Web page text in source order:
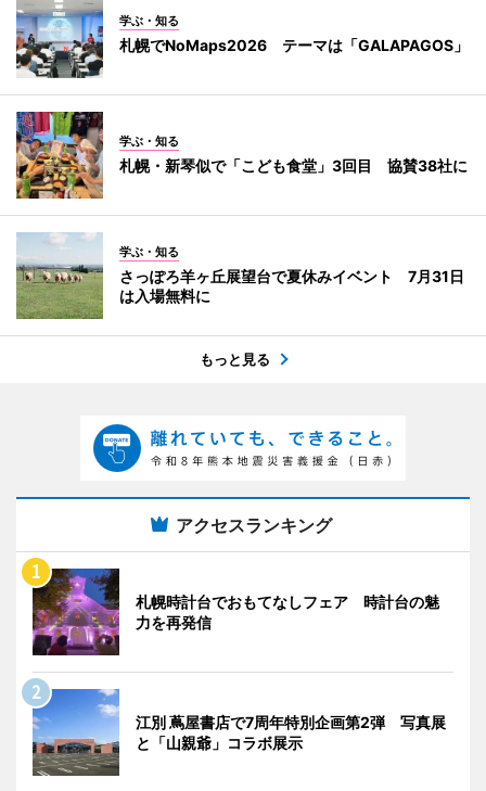
学ぶ・知る
札幌でNoMaps2026 テーマは「GALAPAGOS」
学ぶ・知る
札幌・新琴似で「こども食堂」3回目 協賛38社に
学ぶ・知る
さっぽろ羊ヶ丘展望台で夏休みイベント 7月31日
は入場無料に
もっと見る
アクセスランキング
札幌時計台でおもてなしフェア 時計台の魅
力を再発信
江別 蔦屋書店で7周年特別企画第2弾 写真展
と「山親爺」コラボ展示